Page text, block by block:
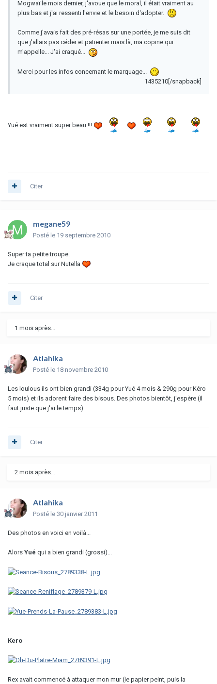
Mogwaï le mois dernier, j'avoue que le moral, il était vraiment au
plus bas et j'ai ressenti l'envie et le besoin d'adopter.
Comme j'avais fait des pré-résas sur une portée, je me suis dit
que j'allais pas céder et patienter mais là, ma copine qui
m'appelle... J'ai craqué...
Merci pour les infos concernant le marquage...
1435210[/snapback]
Yué est vraiment super beau !!!
Citer
megane59
Posté le 19 septembre 2010
Super ta petite troupe.
Je craque total sur Nutella
Citer
1 mois après...
Atlahika
Posté le 18 novembre 2010
Les loulous ils ont bien grandi (334g pour Yué 4 mois & 290g pour Kéro
5 mois) et ils adorent faire des bisous. Des photos bientôt, j'espère (il
faut juste que j'ai le temps)
Citer
2 mois après...
Atlahika
Posté le 30 janvier 2011
Des photos en voici en voilà...
Alors Yué qui a bien grandi (grossi)...
Kero
Rex avait commencé à attaquer mon mur (le papier peint, puis la